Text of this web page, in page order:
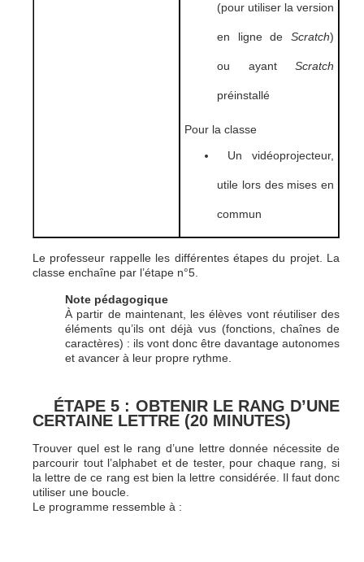
(pour utiliser la version
en ligne de Scratch)
ou ayant Scratch
préinstallé
Pour la classe
Un vidéoprojecteur,
utile lors des mises en
commun
Le professeur rappelle les différentes étapes du projet. La
classe enchaîne par l’étape n°5.
Note pédagogique
À partir de maintenant, les élèves vont réutiliser des
éléments qu’ils ont déjà vus (fonctions, chaînes de
caractères) : ils vont donc être davantage autonomes
et avancer à leur propre rythme.
ÉTAPE 5 : OBTENIR LE RANG D’UNE
CERTAINE LETTRE (20 MINUTES)
Trouver quel est le rang d’une lettre donnée nécessite de
parcourir tout l’alphabet et de tester, pour chaque rang, si
la lettre de ce rang est bien la lettre considérée. Il faut donc
utiliser une boucle.
Le programme ressemble à :